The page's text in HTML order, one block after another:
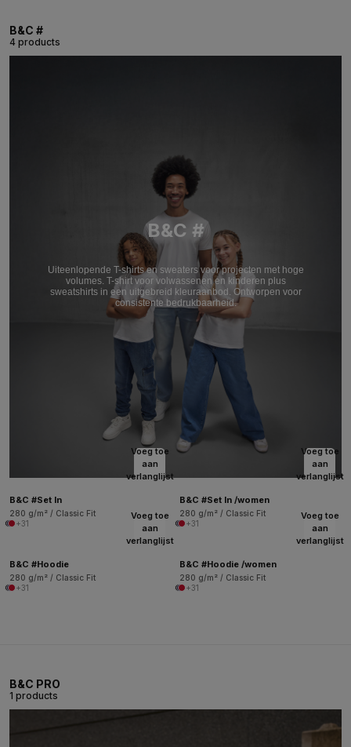
B&C #
4 products
B&C #
Uiteenlopende T-shirts en sweaters voor projecten met hoge
volumes. T-shirt voor volwassenen en kinderen plus
sweatshirts in een uitgebreid kleuraanbod. Ontworpen voor
consistente bedrukbaarheid.
Voeg toe
aan
verlanglijst
B&C #Set In
280 g/m² / Classic Fit
+31
Voeg toe
aan
verlanglijst
B&C #Set In /women
280 g/m² / Classic Fit
+31
Voeg toe
aan
verlanglijst
B&C #Hoodie
280 g/m² / Classic Fit
+31
Voeg toe
aan
verlanglijst
B&C #Hoodie /women
280 g/m² / Classic Fit
+31
B&C PRO
1 products